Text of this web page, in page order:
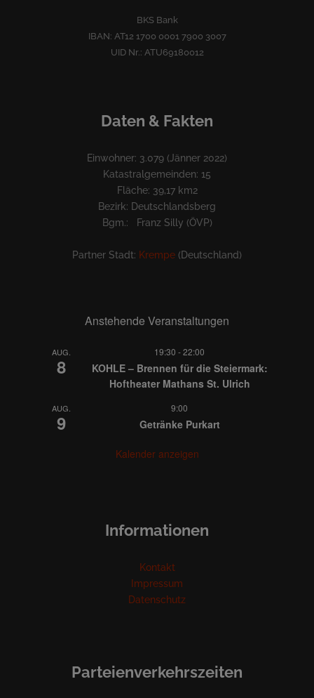
BKS Bank
IBAN: AT12 1700 0001 7900 3007
UID Nr.: ATU69180012
Daten & Fakten
Einwohner: 3.079 (Jänner 2022)
Katastralgemeinden: 15
Fläche: 39,17 km2
Bezirk: Deutschlandsberg
Bgm.: Franz Silly (ÖVP)
Partner Stadt: Krempe (Deutschland)
Anstehende Veranstaltungen
AUG.
8
19:30 -22:00
KOHLE – Brennen für die Steiermark:
Hoftheater Mathans St. Ulrich
AUG.
9
9:00
Getränke Purkart
Kalender anzeigen
Informationen
Kontakt
Impressum
Datenschutz
Parteienverkehrszeiten